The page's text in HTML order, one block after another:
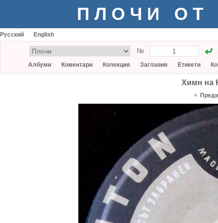
ПЛОЧИ ОТ
Русский English
№
Албуми Коментари Колекция Заглавия Етикети
Химн на
«